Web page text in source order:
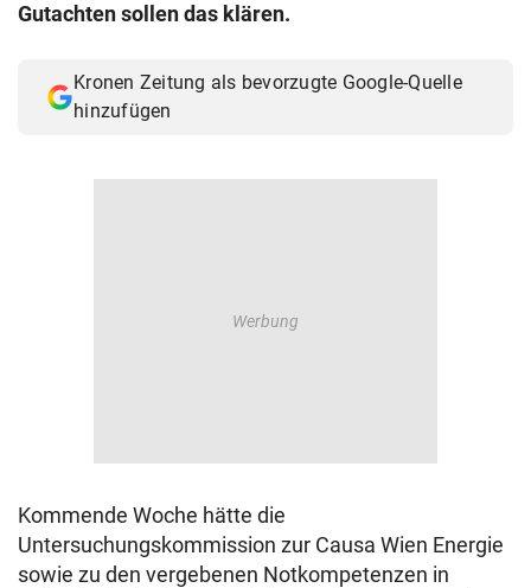
Muthgasse 2, 1190 Wien
Gutachten sollen das klären.
Kronen Zeitung als bevorzugte Google-Quelle
hinzufügen
Kommende Woche hätte die
Untersuchungskommission zur Causa Wien Energie
sowie zu den vergebenen Notkompetenzen in